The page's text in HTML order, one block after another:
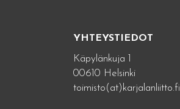
YHTEYSTIEDOT
Käpylänkuja 1
00610 Helsinki
toimisto(at)karjalanliitto.fi